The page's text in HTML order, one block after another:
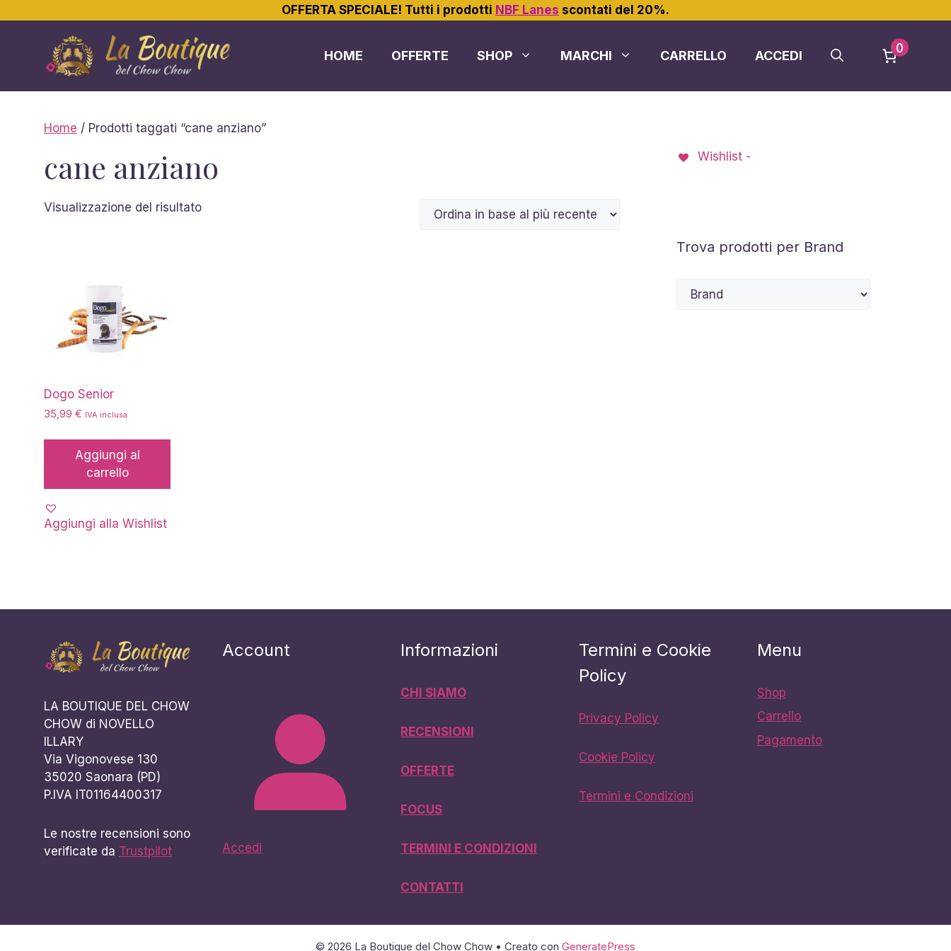
OFFERTA SPECIALE! Tutti i prodotti NBF Lanes scontati del 20%.
contenuto
HOME OFFERTE SHOP MARCHI CARRELLO ACCEDI
0
Home / Prodotti taggati “cane anziano”
cane anziano
Visualizzazione del risultato
Dogo Senior
35,99 € IVA inclusa
Aggiungi al
carrello
Aggiungi alla Wishlist
Wishlist -
Trova prodotti per Brand
LA BOUTIQUE DEL CHOW
CHOW di NOVELLO
ILLARY
Via Vigonovese 130
35020 Saonara (PD)
P.IVA IT01164400317
Le nostre recensioni sono
verificate da Trustpilot
Account
Accedi
Informazioni
CHI SIAMO
RECENSIONI
OFFERTE
FOCUS
TERMINI E CONDIZIONI
CONTATTI
Termini e Cookie
Policy
Privacy Policy
Cookie Policy
Termini e Condizioni
Menu
Shop
Carrello
Pagamento
© 2026 La Boutique del Chow Chow • Creato con GeneratePress